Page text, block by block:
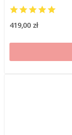
419,00 zł